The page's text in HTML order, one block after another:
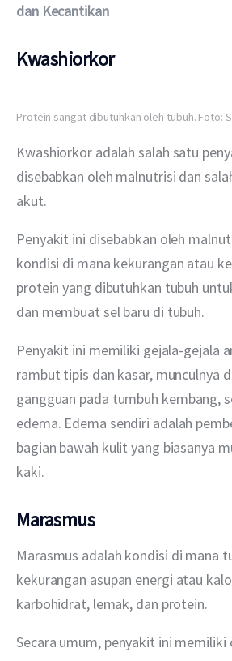
dan Kecantikan
Kwashiorkor
Protein sangat dibutuhkan oleh tubuh. Foto:
Kwashiorkor adalah salah satu
disebabkan oleh malnutrisi dan
akut.
Penyakit ini disebabkan oleh
kondisi di mana kekurangan atau
protein yang dibutuhkan tubuh
dan membuat sel baru di tubuh.
Penyakit ini memiliki gejala-gejala
rambut tipis dan kasar, munculnya
gangguan pada tumbuh kembang,
edema. Edema sendiri adalah
bagian bawah kulit yang biasanya
kaki.
Marasmus
Marasmus adalah kondisi di mana
kekurangan asupan energi atau
karbohidrat, lemak, dan protein.
Secara umum, penyakit ini memiliki